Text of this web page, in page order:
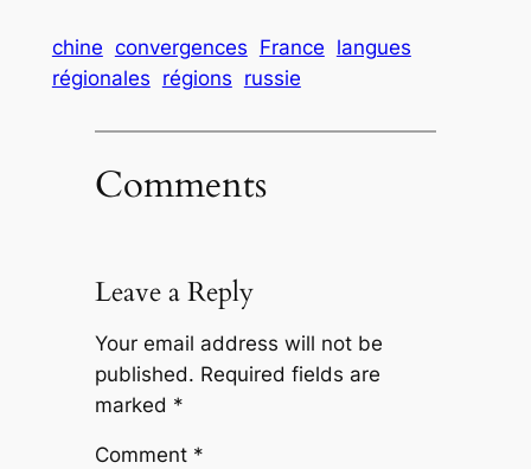
chine convergences France langues
régionales régions russie
Comments
Leave a Reply
Your email address will not be
published. Required fields are
marked *
Comment *